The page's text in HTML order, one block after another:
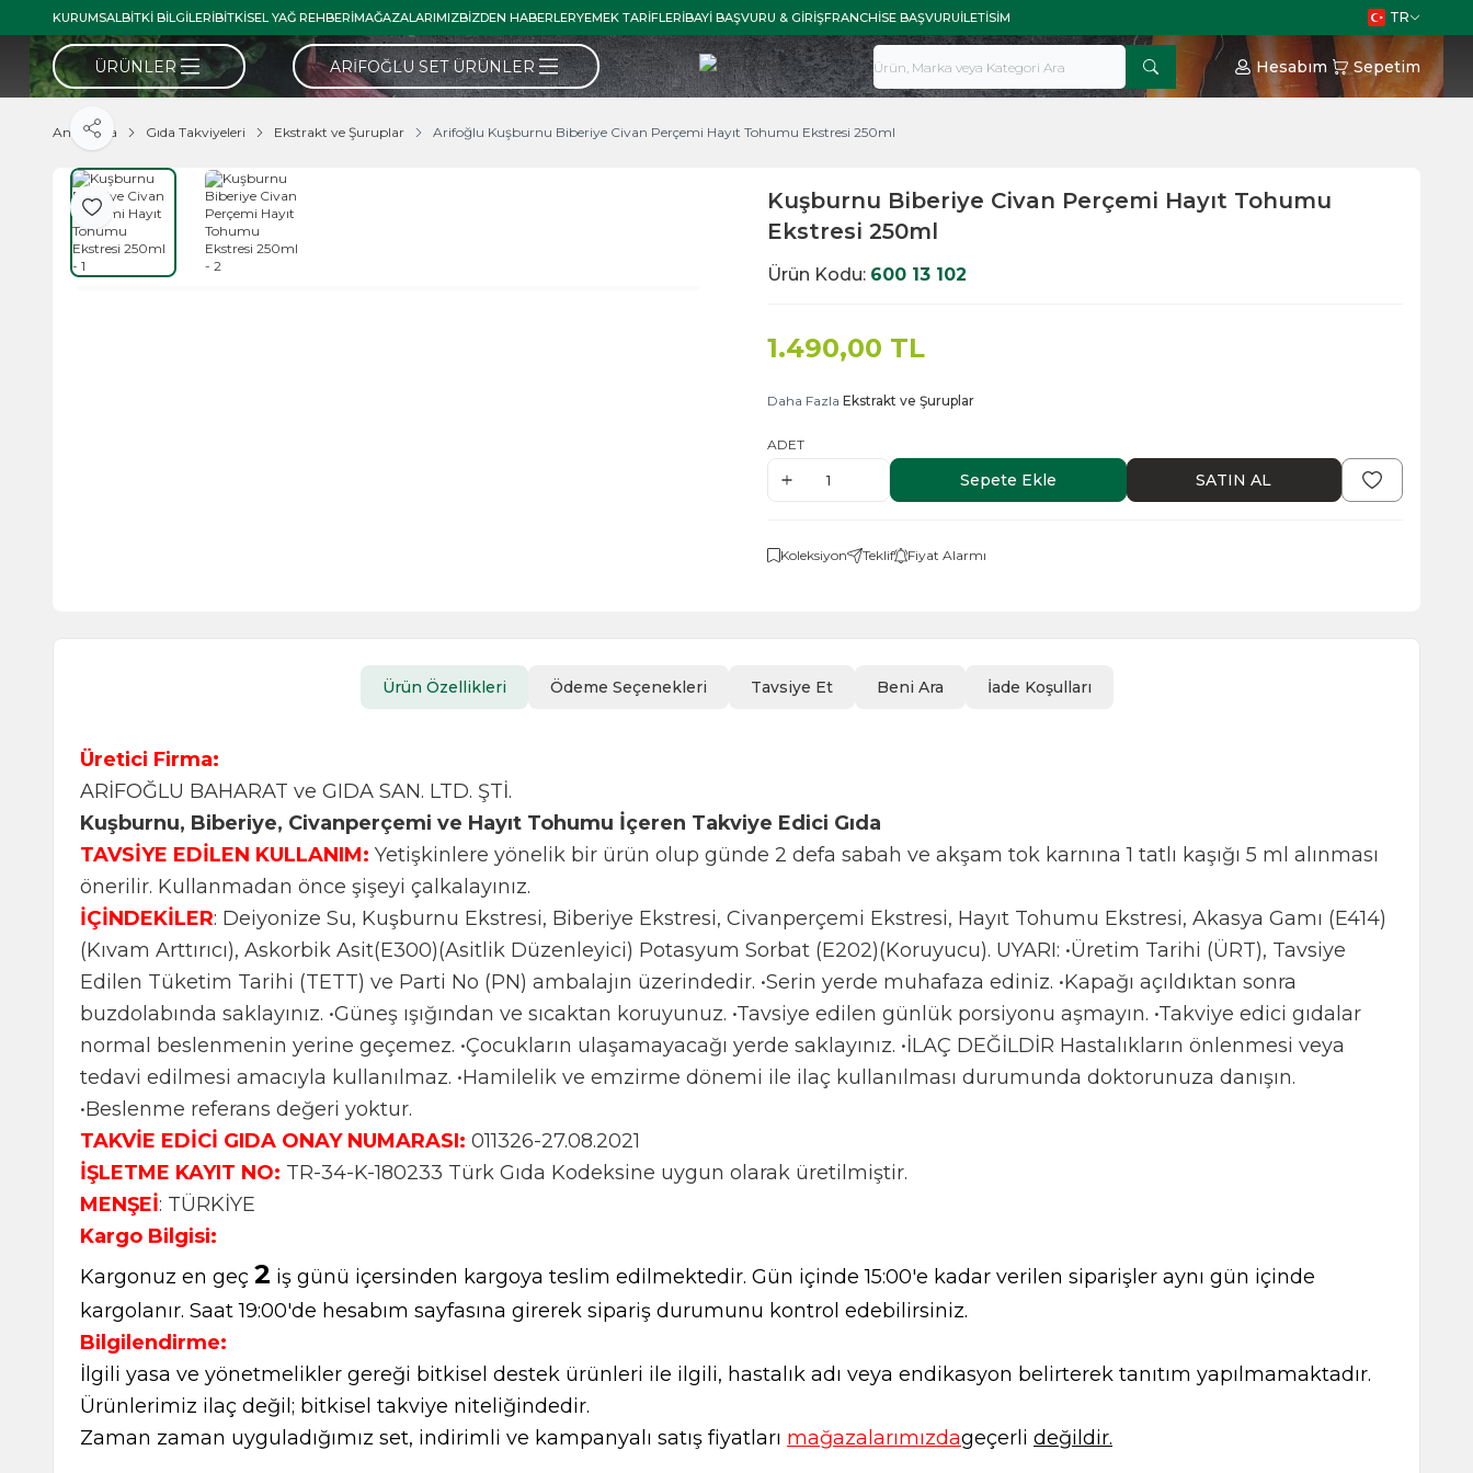
KURUMSALBITKI BILGILERIBITKISEL YAĞ REHBERIMAĞAZALARIMIZBIZDEN HABERLERYEMEK TARIFLERIBAYI BAŞVURU & GIRIŞFRANCHISE BAŞVURUİLETISIM TR
ÜRÜNLER ARIFOĞLU SET ÜRÜNLER Hesabım Sepetim
Ana Sayfa Gıda Takviyeleri Ekstrakt ve Şuruplar Arifoğlu Kuşburnu Biberiye Civan Perçemi Hayıt Tohumu Ekstresi 250ml
Favoriye Ekle
Paylaş
Kuşburnu Biberiye Civan Perçemi Hayıt Tohumu
Ekstresi 250ml
Ürün Kodu: 600 13 102
1.490,00 TL
Daha Fazla Ekstrakt ve Şuruplar
ADET
Sepete Ekle SATIN AL
Koleksiyon Teklif Fiyat Alarmı
Ürün Özellikleri Ödeme Seçenekleri Tavsiye Et Beni Ara İade Koşulları
Üretici Firma:
ARİFOĞLU BAHARAT ve GIDA SAN. LTD. ŞTİ.
Kuşburnu, Biberiye, Civanperçemi ve Hayıt Tohumu İçeren Takviye Edici Gıda
TAVSİYE EDİLEN KULLANIM: Yetişkinlere yönelik bir ürün olup günde 2 defa sabah ve akşam tok karnına 1 tatlı kaşığı 5 ml alınması
önerilir. Kullanmadan önce şişeyi çalkalayınız.
İÇİNDEKİLER: Deiyonize Su, Kuşburnu Ekstresi, Biberiye Ekstresi, Civanperçemi Ekstresi, Hayıt Tohumu Ekstresi, Akasya Gamı (E414)
(Kıvam Arttırıcı), Askorbik Asit(E300)(Asitlik Düzenleyici) Potasyum Sorbat (E202)(Koruyucu). UYARI: •Üretim Tarihi (ÜRT), Tavsiye
Edilen Tüketim Tarihi (TETT) ve Parti No (PN) ambalajın üzerindedir. •Serin yerde muhafaza ediniz. •Kapağı açıldıktan sonra
buzdolabında saklayınız. •Güneş ışığından ve sıcaktan koruyunuz. •Tavsiye edilen günlük porsiyonu aşmayın. •Takviye edici gıdalar
normal beslenmenin yerine geçemez. •Çocukların ulaşamayacağı yerde saklayınız. •İLAÇ DEĞİLDİR Hastalıkların önlenmesi veya
tedavi edilmesi amacıyla kullanılmaz. •Hamilelik ve emzirme dönemi ile ilaç kullanılması durumunda doktorunuza danışın.
•Beslenme referans değeri yoktur.
TAKVİE EDİCİ GIDA ONAY NUMARASI: 011326-27.08.2021
İŞLETME KAYIT NO: TR-34-K-180233 Türk Gıda Kodeksine uygun olarak üretilmiştir.
MENŞEİ: TÜRKİYE
Kargo Bilgisi:
Kargonuz en geç 2 iş günü içersinden kargoya teslim edilmektedir. Gün içinde 15:00'e kadar verilen siparişler aynı gün içinde
kargolanır. Saat 19:00'de hesabım sayfasına girerek sipariş durumunu kontrol edebilirsiniz.
Bilgilendirme:
İlgili yasa ve yönetmelikler gereği bitkisel destek ürünleri ile ilgili, hastalık adı veya endikasyon belirterek tanıtım yapılmamaktadır.
Ürünlerimiz ilaç değil; bitkisel takviye niteliğindedir.
Zaman zaman uyguladığımız set, indirimli ve kampanyalı satış fiyatları mağazalarımızdageçerli değildir.